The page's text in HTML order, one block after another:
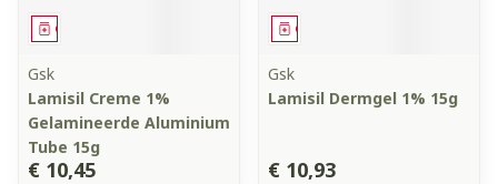
Geneesmiddel
Gsk
Lamisil Creme 1%
Gelamineerde Aluminium
Tube 15g
€ 10,45
Geneesmiddel
Gsk
Lamisil Dermgel 1% 15g
€ 10,93